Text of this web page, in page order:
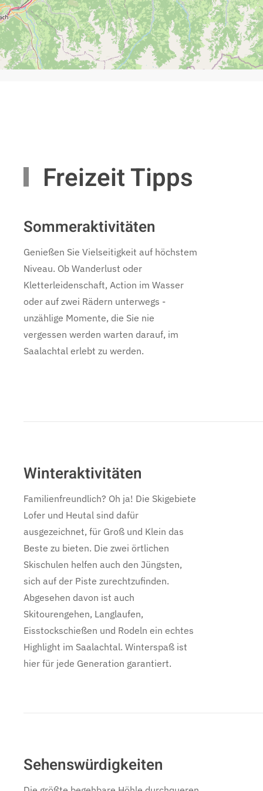
Freizeit Tipps
Sommeraktivitäten
Genießen Sie Vielseitigkeit auf höchstem
Niveau. Ob Wanderlust oder
Kletterleidenschaft, Action im Wasser
oder auf zwei Rädern unterwegs -
unzählige Momente, die Sie nie
vergessen werden warten darauf, im
Saalachtal erlebt zu werden.
Winteraktivitäten
Familienfreundlich? Oh ja! Die Skigebiete
Lofer und Heutal sind dafür
ausgezeichnet, für Groß und Klein das
Beste zu bieten. Die zwei örtlichen
Skischulen helfen auch den Jüngsten,
sich auf der Piste zurechtzufinden.
Abgesehen davon ist auch
Skitourengehen, Langlaufen,
Eisstockschießen und Rodeln ein echtes
Highlight im Saalachtal. Winterspaß ist
hier für jede Generation garantiert.
Sehenswürdigkeiten